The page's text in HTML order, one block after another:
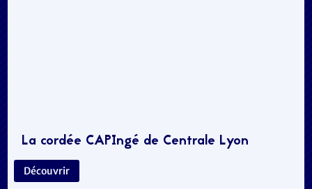
La cordée CAPIngé de Centrale Lyon
Découvrir